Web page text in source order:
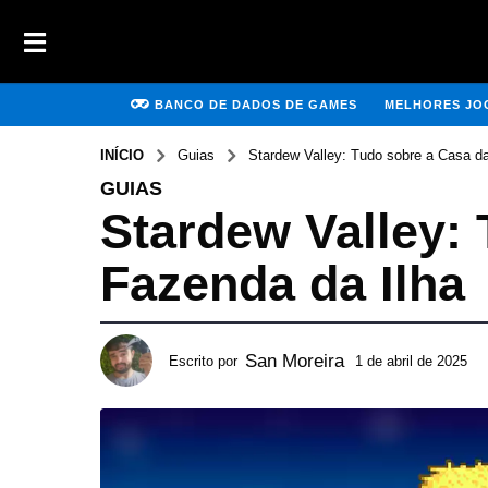
BANCO DE DADOS DE GAMES MELHORES
INÍCIO Guias Stardew Valley: Tudo sobre a Casa
GUIAS
Stardew Valley:
Fazenda da Ilha
Escrito por San Moreira 1 de abril de 2025
r